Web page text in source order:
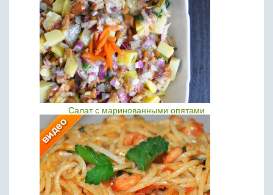
Салат с маринованными опятами